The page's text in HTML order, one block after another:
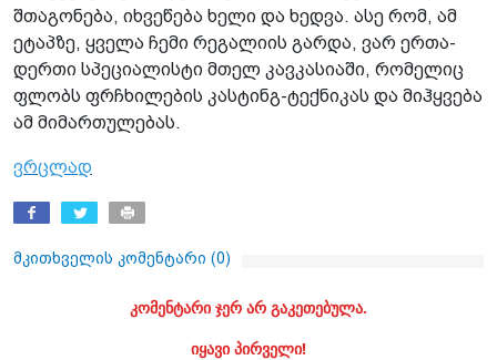
შთა­გო­ნე­ბა, იხ­ვე­წე­ბა ხელი და ხედ­ვა. ასე რომ, ამ
ეტაპ­ზე, ყვე­ლა ჩემი რე­გა­ლი­ის გარ­და, ვარ ერ­თა­
დერ­თი სპე­ცი­ა­ლის­ტი მთელ კავ­კა­სი­ა­ში, რო­მე­ლიც
ფლობს ფრჩხი­ლე­ბის კას­ტინგ-ტექ­ნი­კას და მიჰ­ყვე­ბა
ამ მი­მარ­თუ­ლე­ბას.
ვრცლად
მკითხველის კომენტარი (0)
კომენტარი ჯერ არ გაკეთებულა.
იყავი პირველი!